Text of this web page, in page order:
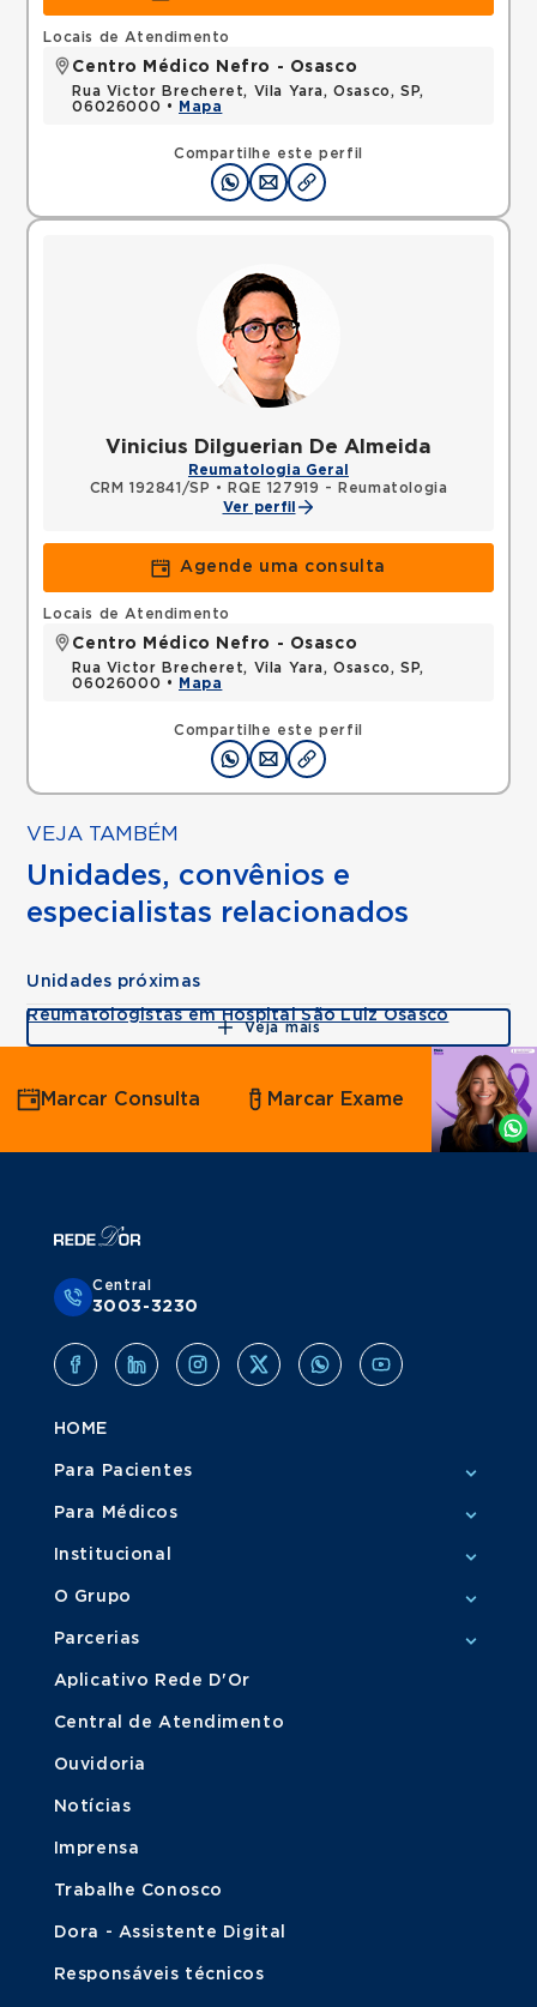
Compartilhe este perfil
Locais de Atendimento
Centro Médico Nefro - Osasco
Rua Victor Brecheret, Vila Yara, Osasco, SP,
06026000 •
Mapa
Vinicius Dilguerian De Almeida
Reumatologia Geral
CRM 192841/SP •
RQE 127919 - Reumatologia
Ver perfil
Agende uma consulta
Compartilhe este perfil
Locais de Atendimento
Centro Médico Nefro - Osasco
Rua Victor Brecheret, Vila Yara, Osasco, SP,
06026000 •
Mapa
VEJA TAMBÉM
Unidades, convênios e
especialistas relacionados
Unidades próximas
Reumatologistas em Hospital São Luiz Osasco
Veja mais
Agende
por
Whatsapp
Marcar Consulta Marcar Exame
Central
3003-3230
HOME
Para Pacientes
Para Médicos
Institucional
O Grupo
Parcerias
Aplicativo Rede D'Or
Central de Atendimento
Ouvidoria
Notícias
Imprensa
Trabalhe Conosco
Dora - Assistente Digital
Responsáveis técnicos